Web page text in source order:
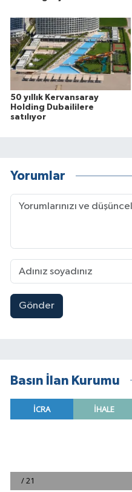
50 yıllık Kervansaray
Holding Dubaililere
satılıyor
Yorumlar
Gönder
Basın İlan Kurumu